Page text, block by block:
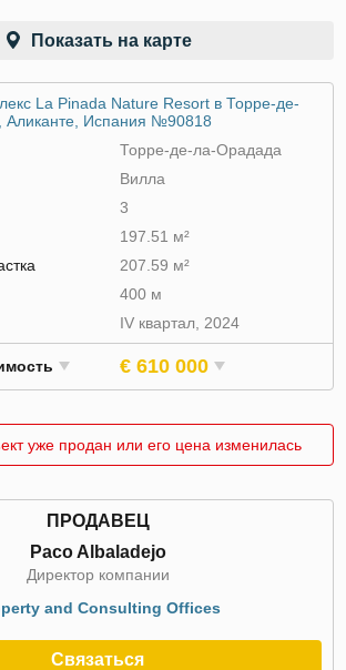
Показать на карте
La Pinada Nature Resort в Торре-де-
Аликанте, Испания №90818
Торре-де-ла-Орадада
Вилла
3
197.51 м²
207.59 м²
400 м
IV квартал, 2024
€ 610 000
уже продан или его цена изменилась
ПРОДАВЕЦ
Paco Albaladejo
Директор компании
and Consulting Offices
Связаться